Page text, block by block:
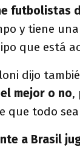
futbolistas
y tiene
que está
dijo
mejor o no,
que todo
a Brasil